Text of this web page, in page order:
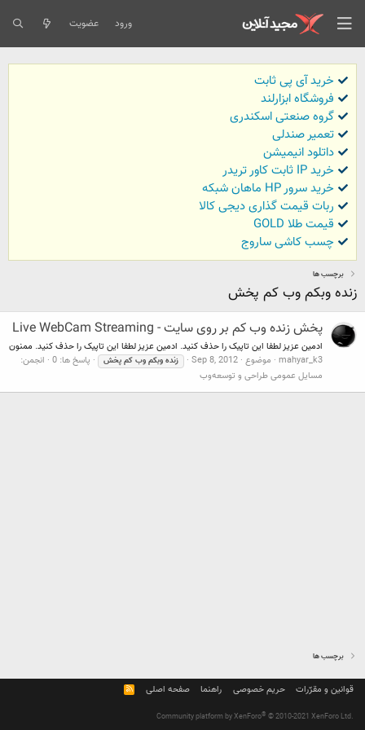
ورود عضویت
خرید آی پی ثابت
فروشگاه ابزارلند
گروه صنعتی اسکندری
تعمیر صندلی
داتلود انیمیشن
خرید IP ثابت کاور تریدر
خرید سرور HP ماهان شبکه
ربات قیمت گذاری دیجی کالا
قیمت طلا GOLD
چسب کاشی ساروج
برچسب ها
زنده وبکم وب کم پخش
پخش زنده وب کم بر روی سایت - Live WebCam Streaming
ادمین عزیز لطفا این تاپیک را حذف کنید. ادمین عزیز لطفا این تاپیک را حذف کنید. ممنون
mahyar_k3 موضوع Sep 8, 2012 زنده وبکم وب کم پخش پاسخ ها: 0
انجمن:
مسایل عمومی طراحی و توسعه‌وب
برچسب ها
قوانین و مقرّرات حریم خصوصی راهنما صفحه اصلی
R
S
Community platform by XenForo® © 2010-2021 XenForo Ltd.